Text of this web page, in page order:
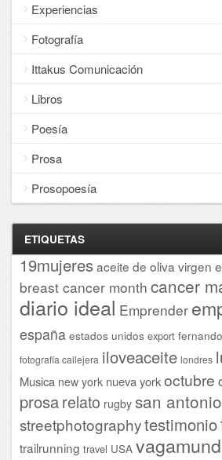
Experiencias
Fotografía
Ittakus Comunicación
Libros
Poesía
Prosa
Prosopoesía
ETIQUETAS
19mujeresaceite de oliva virgen
breast cancer month cancer
diario ideal Emprender
españa estados unidos export
fotografía callejera iloveaceite londres
Musica new york nueva yorkoctubre
prosarelato rugby san antonio
streetphotographytestimonio
trailrunning travel USA